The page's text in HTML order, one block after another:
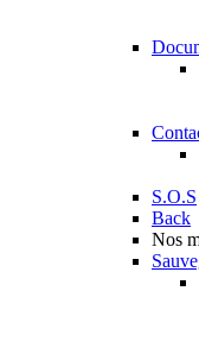
S.O.S
Back
Nos